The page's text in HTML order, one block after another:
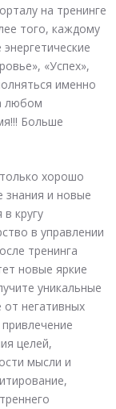
на тренинге
того, каждому
«Успех»,
именно
любом
Больше
хорошо
знания и новые
кругу
в управлении
тренинга
новые яркие
уникальные
от негативных
целей,
мысли и